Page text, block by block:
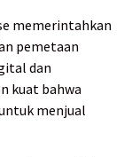
memerintahkan
pemetaan
dan
kuat bahwa
menjual